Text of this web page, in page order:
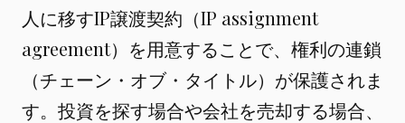
人に移すIP譲渡契約（IP assignment
agreement）を用意することで、権利の連鎖
（チェーン・オブ・タイトル）が保護されま
す。投資を探す場合や会社を売却する場合、